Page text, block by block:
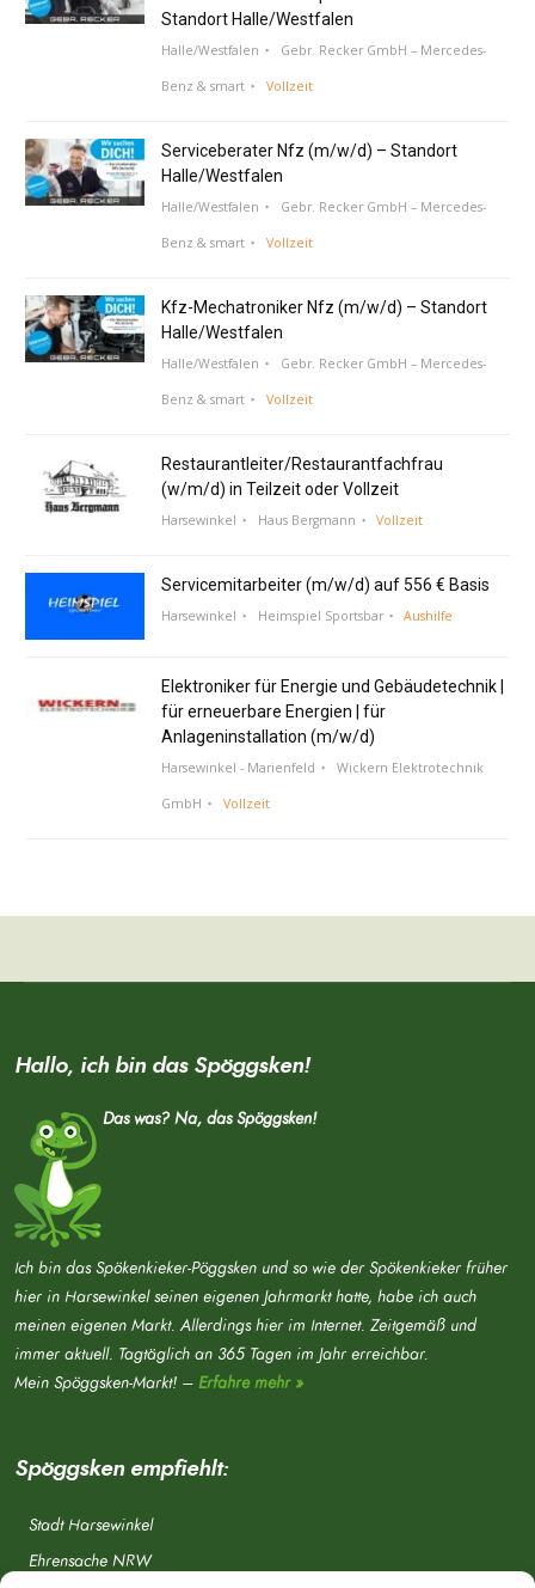
Standort Halle/Westfalen
Halle/Westfalen Gebr. Recker GmbH – Mercedes-
Benz & smart Vollzeit
Serviceberater Nfz (m/w/d) – Standort
Halle/Westfalen
Halle/Westfalen Gebr. Recker GmbH – Mercedes-
Benz & smart Vollzeit
Kfz-Mechatroniker Nfz (m/w/d) – Standort
Halle/Westfalen
Halle/Westfalen Gebr. Recker GmbH – Mercedes-
Benz & smart Vollzeit
Restaurantleiter/Restaurantfachfrau
(w/m/d) in Teilzeit oder Vollzeit
Harsewinkel Haus Bergmann Vollzeit
Servicemitarbeiter (m/w/d) auf 556 € Basis
Harsewinkel Heimspiel Sportsbar Aushilfe
Elektroniker für Energie und Gebäudetechnik |
für erneuerbare Energien | für
Anlageninstallation (m/w/d)
Harsewinkel - Marienfeld Wickern Elektrotechnik
GmbH Vollzeit
Hallo, ich bin das Spöggsken!
Das was? Na, das Spöggsken!
Ich bin das Spökenkieker-Pöggsken und so wie der Spökenkieker früher
hier in Harsewinkel seinen eigenen Jahrmarkt hatte, habe ich auch
meinen eigenen Markt. Allerdings hier im Internet. Zeitgemäß und
immer aktuell. Tagtäglich an 365 Tagen im Jahr erreichbar.
Mein Spöggsken-Markt! – Erfahre mehr »
Spöggsken empfiehlt:
Stadt Harsewinkel
Ehrensache NRW